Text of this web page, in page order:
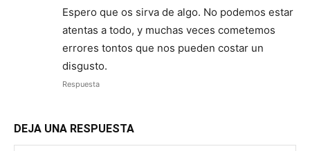
Espero que os sirva de algo. No podemos estar
atentas a todo, y muchas veces cometemos
errores tontos que nos pueden costar un
disgusto.
Respuesta
DEJA UNA RESPUESTA